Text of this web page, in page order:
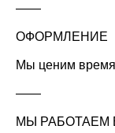
——
ОФОРМЛЕНИЕ
Мы ценим
——
МЫ РАБОТАЕМ